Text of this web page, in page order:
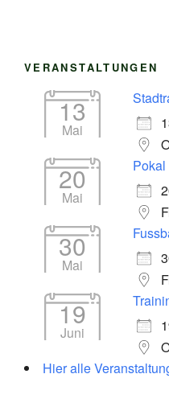
VERANSTALTUNGEN
13
Mai
20
Mai
30
Mai
19
Juni
Hier alle